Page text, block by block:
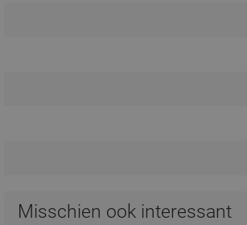
Misschien ook interessant